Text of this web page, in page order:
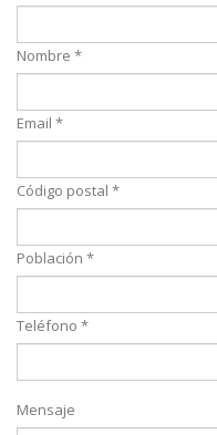
Nombre *
Email *
Código postal *
Población *
Teléfono *
Mensaje